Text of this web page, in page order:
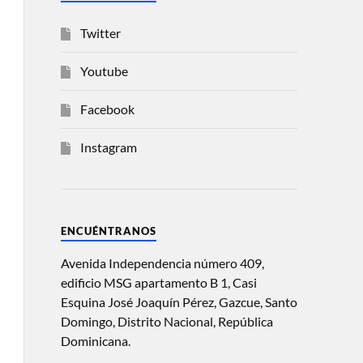
Twitter
Youtube
Facebook
Instagram
ENCUÉNTRANOS
Avenida Independencia número 409,
edificio MSG apartamento B 1, Casi
Esquina José Joaquín Pérez, Gazcue, Santo
Domingo, Distrito Nacional, República
Dominicana.